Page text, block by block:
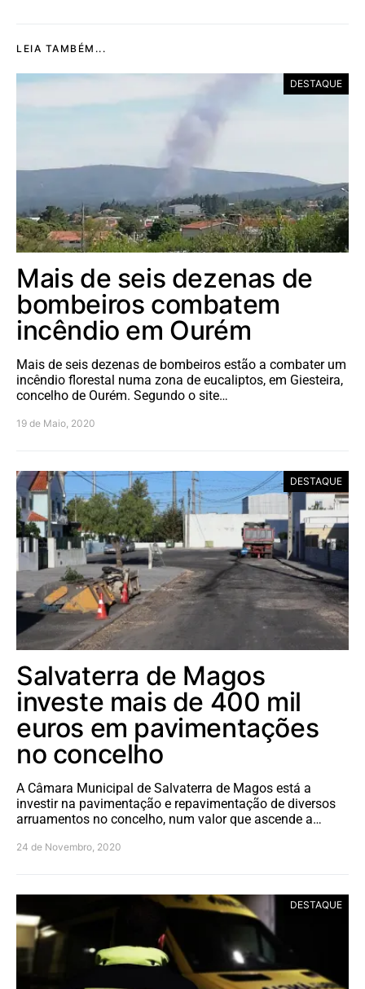
LEIA TAMBÉM...
DESTAQUE
Mais de seis dezenas de
bombeiros combatem
incêndio em Ourém
Mais de seis dezenas de bombeiros estão a combater um
incêndio florestal numa zona de eucaliptos, em Giesteira,
concelho de Ourém. Segundo o site…
19 de Maio, 2020
DESTAQUE
Salvaterra de Magos
investe mais de 400 mil
euros em pavimentações
no concelho
A Câmara Municipal de Salvaterra de Magos está a
investir na pavimentação e repavimentação de diversos
arruamentos no concelho, num valor que ascende a…
24 de Novembro, 2020
DESTAQUE